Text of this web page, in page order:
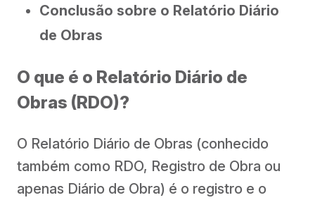
Conclusão sobre o Relatório Diário
de Obras
O que é o Relatório Diário de
Obras (RDO)?
O Relatório Diário de Obras (conhecido
também como RDO, Registro de Obra ou
apenas Diário de Obra) é o registro e o